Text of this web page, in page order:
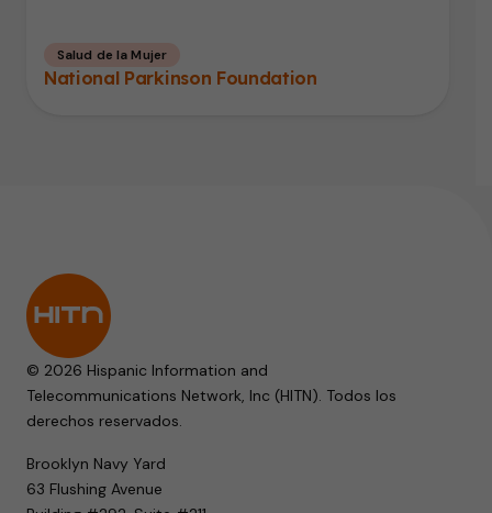
Salud de la Mujer
National Parkinson Foundation
© 2026 Hispanic Information and
Telecommunications Network, Inc (HITN). Todos los
derechos reservados.
Brooklyn Navy Yard
63 Flushing Avenue